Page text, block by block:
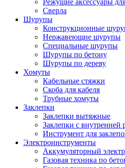
Режущие аксессуары
Сверла
Шурупы
Конструкционные
Нержавеющие шурупы
Специальные шурупы
Шурупы по бетону
Шурупы по дереву
Хомуты
Кабельные стяжки
Скоба для кабеля
Трубные хомуты
Заклепки
Заклепки вытяжные
Заклепки с внутренней
Инструмент для
Электроинструменты
Аккумуляторный
Газовая техника по